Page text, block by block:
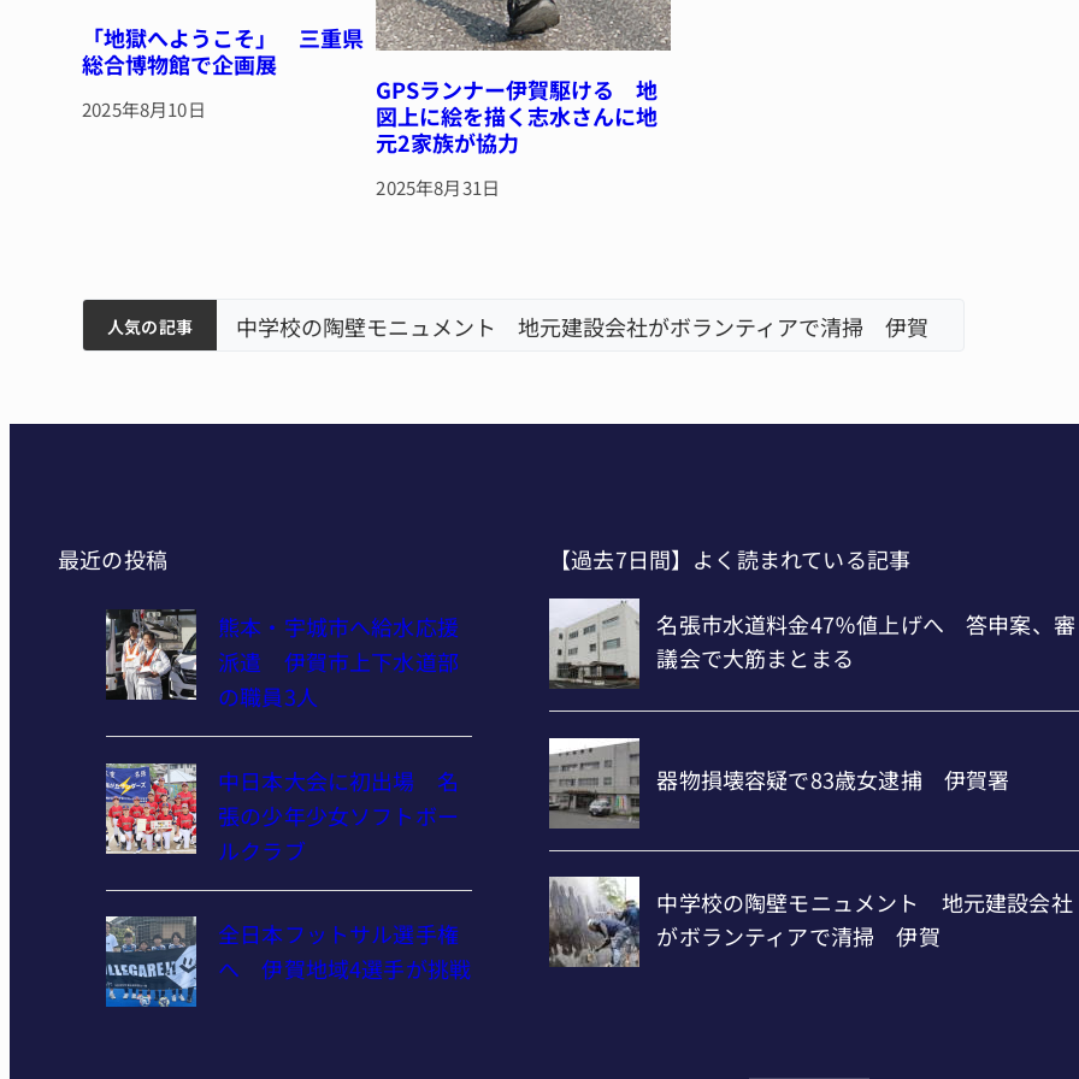
「地獄へようこそ」 三重県
総合博物館で企画展
2025年8月10日
GPSランナー伊賀駆ける 地
図上に絵を描く志水さんに地
元2家族が協力
2025年8月31日
人気の記事
ィアで清掃 伊賀 名張市立病院のDMAT、熊本地震の被災地へ 能登以来3回目の派遣
最近の投稿
熊本・宇城市へ給水応援
派遣 伊賀市上下水道部
の職員3人
中日本大会に初出場 名
張の少年少女ソフトボー
ルクラブ
全日本フットサル選手権
へ 伊賀地域4選手が挑戦
【過去7日間】よく読まれている記事